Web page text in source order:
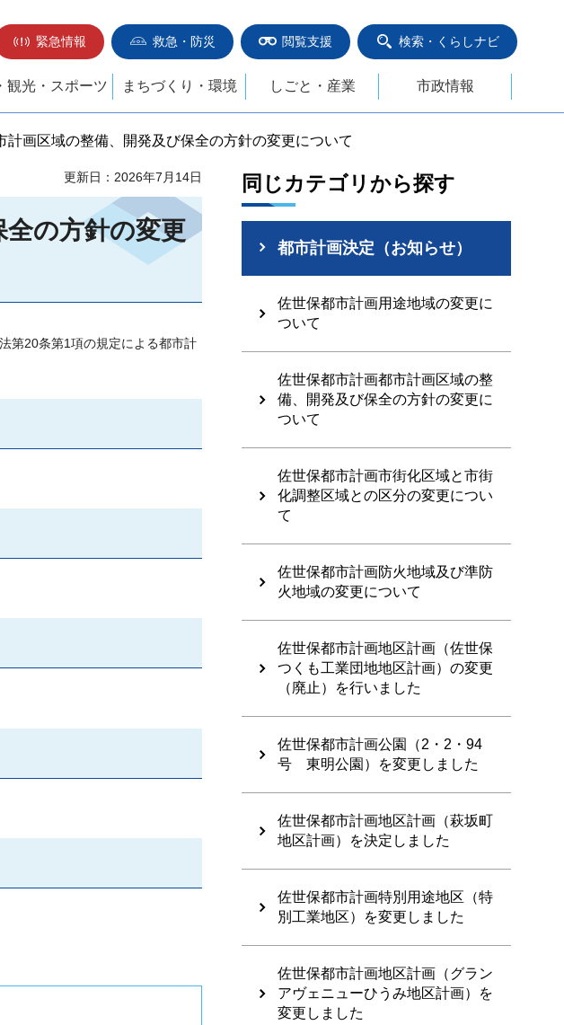
緊急情報
救急・防災 閲覧支援 検索・くらしナビ
観光・スポーツ まちづくり・環境 しごと・産業 市政情報
計画区域の整備、開発及び保全の方針の変更について
更新日：2026年7月14日
の方針の変更
第20条第1項の規定による都市計
同じカテゴリから探す
都市計画決定（お知らせ）
佐世保都市計画用途地域の変更に
ついて
佐世保都市計画都市計画区域の整
備、開発及び保全の方針の変更に
ついて
佐世保都市計画市街化区域と市街
化調整区域との区分の変更につい
て
佐世保都市計画防火地域及び準防
火地域の変更について
佐世保都市計画地区計画（佐世保
つくも工業団地地区計画）の変更
（廃止）を行いました
佐世保都市計画公園（2・2・94
号 東明公園）を変更しました
佐世保都市計画地区計画（萩坂町
地区計画）を決定しました
佐世保都市計画特別用途地区（特
別工業地区）を変更しました
佐世保都市計画地区計画（グラン
アヴェニューひうみ地区計画）を
変更しました